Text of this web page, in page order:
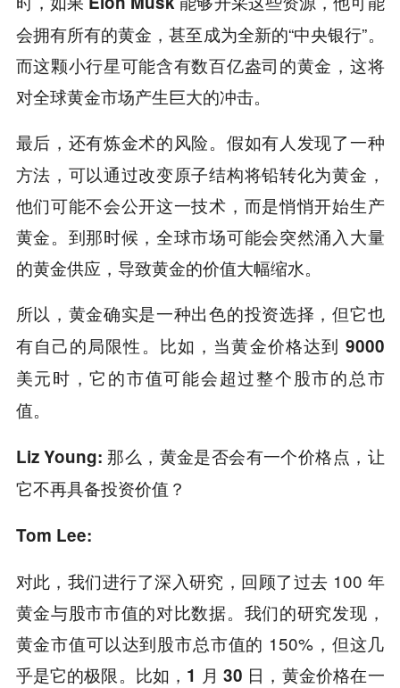
会拥有所有的黄金，甚至成为全新的“中央银行”。
而这颗小行星可能含有数百亿盎司的黄金，这将
对全球黄金市场产生巨大的冲击。
最后，还有炼金术的风险。 假如有人发现了一种
方法，可以通过改变原子结构将铅转化为黄金，
他们可能不会公开这一技术，而是悄悄开始生产
黄金。到那时候，全球市场可能会突然涌入大量
的黄金供应，导致黄金的价值大幅缩水。
所以，黄金确实是一种出色的投资选择，但它也
有自己的局限性。比如，当黄金价格达到 9000
美元时，它的市值可能会超过整个股市的总市
值。
Liz Young: 那么，黄金是否会有一个价格点，让
它不再具备投资价值？
Tom Lee:
对此，我们进行了深入研究，回顾了过去 100 年
黄金与股市市值的对比数据。我们的研究发现，
黄金市值可以达到股市总市值的 150%，但这几
乎是它的极限。比如， 1 月 30 日，黄金价格在一